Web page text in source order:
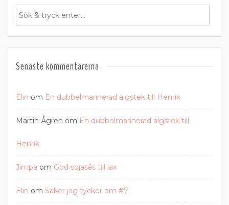
Senaste kommentarerna
Elin om En dubbelmarinerad älgstek till Henrik
Martin Ågren om En dubbelmarinerad älgstek till
Henrik
Jimpa om God sojasås till lax
Elin om Saker jag tycker om #7